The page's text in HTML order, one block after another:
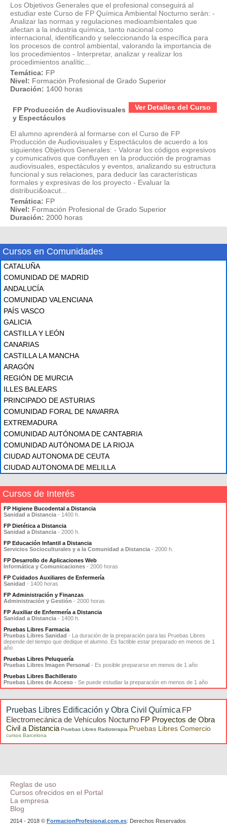
Los Objetivos Generales que el profesional conseguirá al
estudiar este Curso de FP Química Ambiental Nocturno serán: -
Analizar las normas y regulaciones medioambientales que
afectan a la industria química, tanto nacional como
internacional, identificando y seleccionando la específica para
los procesos de control ambiental, valorando la importancia de
los procedimientos - Interpretar, analizar y realizar los
procedimientos analític...
Temática: FP
Nivel: Formación Profesional de Grado Superior
Duración: 1400 horas
Ver Detalles del Curso
FP Producción de Audiovisuales
y Espectáculos
El alumno aprenderá al formarse con el Curso de FP
Producción de Audiovisuales y Espectáculos de acuerdo a los
siguientes Objetivos Generales: - Valorar los códigos expresivos
y comunicativos que confluyen en la producción de programas
audiovisuales, espectáculos y eventos, analizando su estructura
funcional y sus relaciones, para deducir las características
formales y expresivas de los proyecto - Evaluar la
distribuci&oacut...
Temática: FP
Nivel: Formación Profesional de Grado Superior
Duración: 2000 horas
Cursos en Comunidades
CATALUÑA
COMUNIDAD DE MADRID
ANDALUCÍA
COMUNIDAD VALENCIANA
PAÍS VASCO
GALICIA
CASTILLA Y LEÓN
CANARIAS
CASTILLA LA MANCHA
ARAGÓN
REGIÓN DE MURCIA
ILLES BALEARS
PRINCIPADO DE ASTURIAS
COMUNIDAD FORAL DE NAVARRA
EXTREMADURA
COMUNIDAD AUTÓNOMA DE CANTABRIA
COMUNIDAD AUTÓNOMA DE LA RIOJA
CIUDAD AUTONOMA DE CEUTA
CIUDAD AUTONOMA DE MELILLA
Cursos de Interés
FP Higiene Bucodental a Distancia
Sanidad a Distancia - 1400 h.
FP Dietética a Distancia
Sanidad a Distancia - 2000 h.
FP Educación Infantil a Distancia
Servicios Socioculturales y a la Comunidad a Distancia - 2000 h.
FP Desarrollo de Aplicaciones Web
Informática y Comunicaciones - 2000 horas
FP Cuidados Auxiliares de Enfermería
Sanidad - 1400 horas
FP Administración y Finanzas
Administración y Gestión - 2000 horas
FP Auxiliar de Enfermería a Distancia
Sanidad a Distancia - 1400 h.
Pruebas Libres Farmacia
Pruebas Libres Sanidad - La duración de la preparación para las Pruebas Libres
depende del tiempo que dedique el alumno. Es factible estar preparado en menos de 1
año
Pruebas Libres Peluquería
Pruebas Libres Imagen Personal - Es posible prepararse en menos de 1 año
Pruebas Libres Bachillerato
Pruebas Libres de Acceso - Se puede estudiar la preparación en menos de 1 año
Pruebas Libres Edificación y Obra Civil Química FP
Electromecánica de Vehículos Nocturno FP Proyectos de Obra
Civil a Distancia Pruebas Libres Radioterapia Pruebas Libres Comercio
cursos Barcelona
Reglas de uso
Cursos ofrecidos en el Portal
La empresa
Blog
2014 - 2018 © FormacionProfesional.com.es: Derechos Reservados